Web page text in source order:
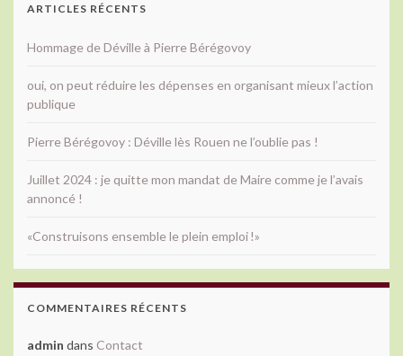
ARTICLES RÉCENTS
Hommage de Déville à Pierre Bérégovoy
oui, on peut réduire les dépenses en organisant mieux l’action
publique
Pierre Bérégovoy : Déville lès Rouen ne l’oublie pas !
Juillet 2024 : je quitte mon mandat de Maire comme je l’avais
annoncé !
«Construisons ensemble le plein emploi !»
COMMENTAIRES RÉCENTS
admin dans Contact